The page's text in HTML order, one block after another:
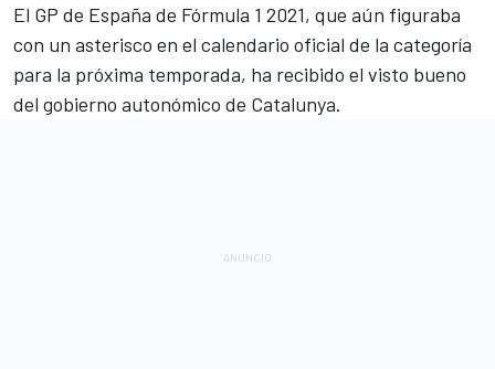
El GP de España de Fórmula 1 2021, que aún figuraba
con un asterisco en el calendario oficial de la categoría
para la próxima temporada, ha recibido el visto bueno
del gobierno autonómico de Catalunya.